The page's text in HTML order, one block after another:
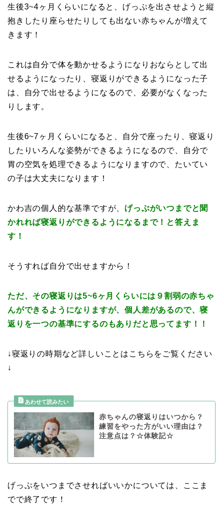
生後3~4ヶ月くらいになると、げっぷを出させようと縦
抱きしたり座らせたりしても出ない赤ちゃんが増えて
きます！
これは自分で体を動かせるようになりおならとして出
せるようになったり、寝返りができるようになった子
は、自分で出せるようになるので、必要がなくなった
りします。
生後6~7ヶ月くらいになると、自分で座ったり、寝返り
したりいろんな姿勢ができるようになるので、自分で
胃の空気を処理できるようになりますので、たいてい
の子は大丈夫になります！
かわ吉の個人的な基準ですが、 げっぷがいつまでと聞
かれれば寝返りができるようになるまで！と答えま
す！
そうすれば自分で出せますから！
ただ、その寝返りは5~6ヶ月くらいには９割弱の赤ちゃ
んができるようになりますが、個人差があるので、寝
返りを一つの基準にするのもありだと思ってます！！
↓寝返りの時期など詳しいことはこちらをご覧ください
↓
赤ちゃんの寝返りはいつから？
練習をやった方がいい理由は？
注意点は？☆体験記☆
げっぷをいつまでさせればいいかについては、ここま
でで終了です！